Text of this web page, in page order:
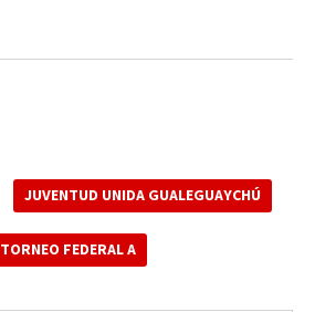
JUVENTUD UNIDA GUALEGUAYCHÚ
TORNEO FEDERAL A